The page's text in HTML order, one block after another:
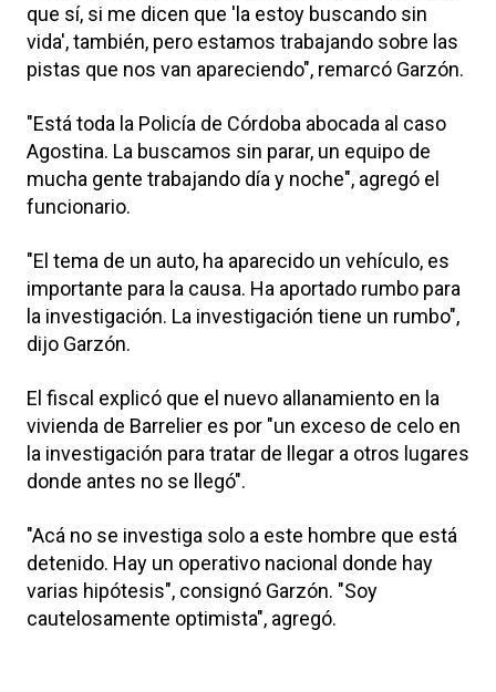
que sí, si me dicen que 'la estoy buscando sin
vida', también, pero estamos trabajando sobre las
pistas que nos van apareciendo", remarcó Garzón.
"Está toda la Policía de Córdoba abocada al caso
Agostina. La buscamos sin parar, un equipo de
mucha gente trabajando día y noche", agregó el
funcionario.
"El tema de un auto, ha aparecido un vehículo, es
importante para la causa. Ha aportado rumbo para
la investigación. La investigación tiene un rumbo",
dijo Garzón.
El fiscal explicó que el nuevo allanamiento en la
vivienda de Barrelier es por "un exceso de celo en
la investigación para tratar de llegar a otros lugares
donde antes no se llegó".
"Acá no se investiga solo a este hombre que está
detenido. Hay un operativo nacional donde hay
varias hipótesis", consignó Garzón. "Soy
cautelosamente optimista", agregó.